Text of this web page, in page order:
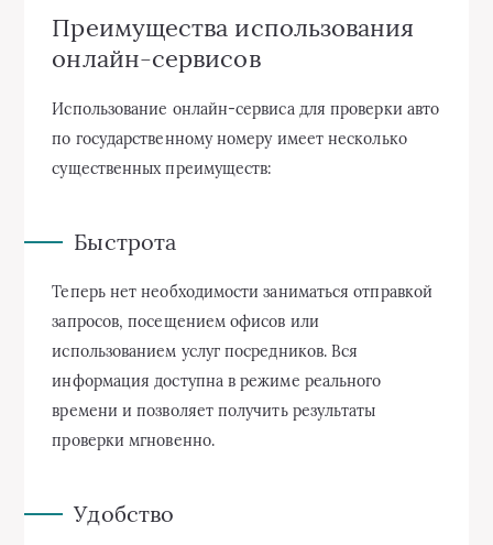
Преимущества использования
онлайн-сервисов
Использование онлайн-сервиса для проверки авто
по государственному номеру имеет несколько
существенных преимуществ:
Быстрота
Теперь нет необходимости заниматься отправкой
запросов, посещением офисов или
использованием услуг посредников. Вся
информация доступна в режиме реального
времени и позволяет получить результаты
проверки мгновенно.
Удобство